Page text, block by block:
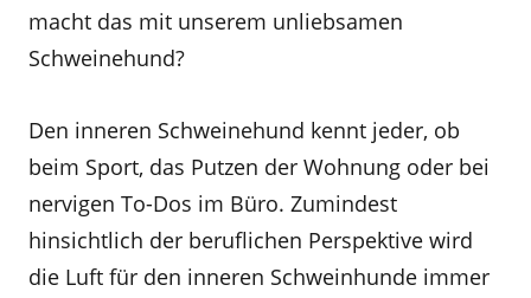
macht das mit unserem unliebsamen
Schweinehund?
Den inneren Schweinehund kennt jeder, ob
beim Sport, das Putzen der Wohnung oder bei
nervigen To-Dos im Büro. Zumindest
hinsichtlich der beruflichen Perspektive wird
die Luft für den inneren Schweinhunde immer